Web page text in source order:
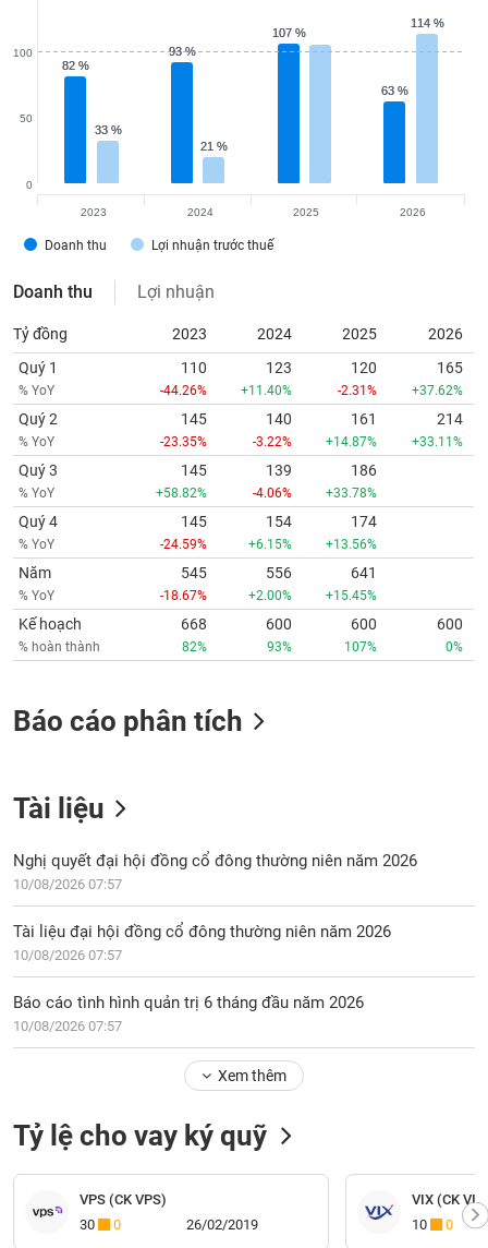
82 %
82 %
93 %
93 %
107 %
107 %
63 %
63 %
33 %
33 %
21 %
21 %
114 %
114 %
Doanh thu Lợi nhuận trước thuế
0
50
100
2023 2024 2025 2026
Doanh thu Lợi nhuận
Tỷ đồng 2023 2024 2025
2026
Quý 1
% YoY
110
-44.26%
123
+11.40%
120
-2.31%
165
+37.62%
Quý 2
% YoY
145
-23.35%
140
-3.22%
161
+14.87%
214
+33.11%
Quý 3
% YoY
145
+58.82%
139
-4.06%
186
+33.78%
Quý 4
% YoY
145
-24.59%
154
+6.15%
174
+13.56%
Năm
% YoY
545
-18.67%
556
+2.00%
641
+15.45%
Kế hoạch
% hoàn thành
668
82%
600
93%
600
107%
600
0%
Báo cáo phân tích
Tài liệu
Nghị quyết đại hội đồng cổ đông thường niên năm 2026
10/08/2026 07:57
Tài liệu đại hội đồng cổ đông thường niên năm 2026
10/08/2026 07:57
Báo cáo tình hình quản trị 6 tháng đầu năm 2026
10/08/2026 07:57
Xem thêm
Tỷ lệ cho vay ký quỹ
VPS (CK VPS)
30
0 26/02/2019
VIX (CK VIX
10
0